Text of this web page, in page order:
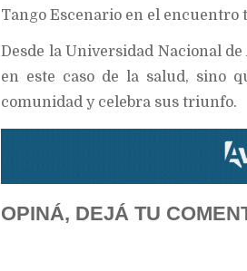
Tango Escenario en el
Desde la Universidad Nacional
en este caso de la salud, sino
comunidad y celebra sus triunfo.
OPINÁ, DEJÁ TU